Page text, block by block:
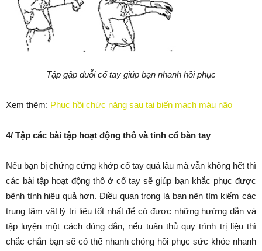
Tập gập duỗi cổ tay giúp bạn nhanh hồi phục
Xem thêm: Phục hồi chức năng sau tai biến mạch máu não
4/ Tập các bài tập hoạt động thô và tinh cổ bàn tay
Nếu bạn bị chứng cứng khớp cổ tay quá lâu mà vẫn không hết thì
các bài tập hoạt động thô ở cổ tay sẽ giúp bạn khắc phục được
bệnh tình hiệu quả hơn. Điều quan trọng là bạn nên tìm kiếm các
trung tâm vật lý trị liệu tốt nhất để có được những hướng dẫn và
tập luyện một cách đúng đắn, nếu tuân thủ quy trình trị liệu thì
chắc chắn bạn sẽ có thể nhanh chóng hồi phục sức khỏe nhanh